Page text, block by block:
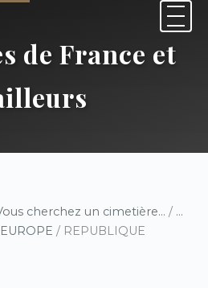
de France et
cherchez un cimetière... / ...
EUROPE / REPUBLIQUE